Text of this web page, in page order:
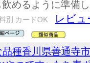
めるように準備
別 カードOK
レビュ
種香川県善通寺